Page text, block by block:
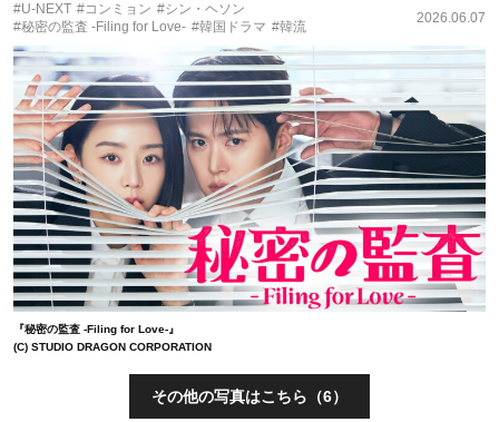
#U-NEXT #コンミョン #シン・ヘソン
#秘密の監査 -Filing for Love- #韓国ドラマ #韓流
2026.06.07
『秘密の監査 -Filing for Love-』
(C) STUDIO DRAGON CORPORATION
その他の写真はこちら（6）